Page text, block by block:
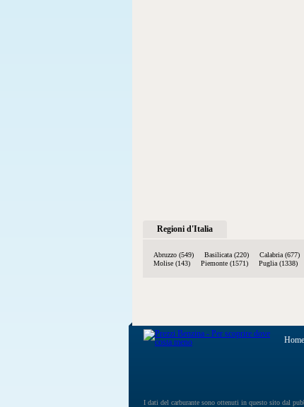
Regioni d'Italia
Abruzzo (549) Basilicata (220) Calabria (677)
Molise (143)
Piemonte (1571) Puglia (1338)
Home
I dati del carburante sono ottenuti in questo sito dal